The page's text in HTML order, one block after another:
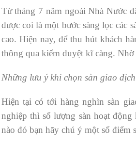
Từ tháng 7 năm ngoái Nhà Nước
được coi là một bước sàng lọc các
cao. Hiện nay, để thu hút khách
thông qua kiểm duyệt kĩ càng.
Những lưu ý khi chọn sàn giao dịch
Hiện tại có tới hàng nghìn sàn
nghiệp thì số lượng sàn hoạt
nào đó bạn hãy chú ý một số điểm